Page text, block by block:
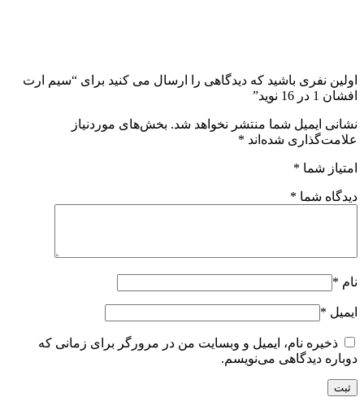
اولین نفری باشید که دیدگاهی را ارسال می کنید برای “سیم ارت
افشان 1 در 16 نوید”
نشانی ایمیل شما منتشر نخواهد شد. بخش‌های موردنیاز
علامت‌گذاری شده‌اند *
امتیاز شما *
دیدگاه شما *
نام *
ایمیل *
ذخیره نام، ایمیل و وبسایت من در مرورگر برای زمانی که
دوباره دیدگاهی می‌نویسم.